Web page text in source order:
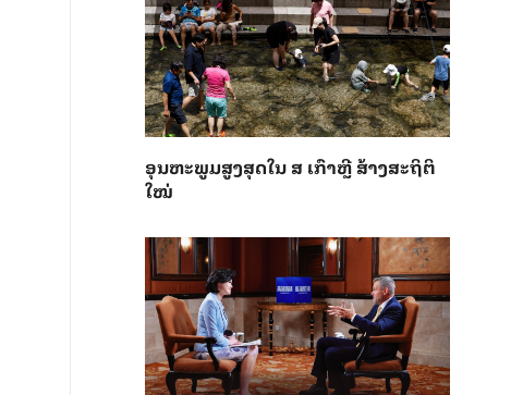
ອຸນ​ຫະ​ພູມ​ສູງ​ສຸດ​​ໃນ ສ ເກົາຫຼີ ສ້າງ​ສະ​ຖິ​ຕິ​
ໃໝ່